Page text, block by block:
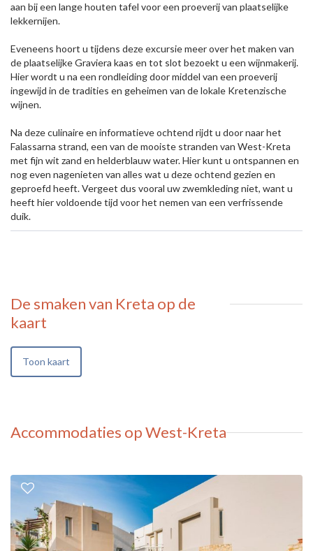
aan bij een lange houten tafel voor een proeverij van plaatselijke
lekkernijen.
Eveneens hoort u tijdens deze excursie meer over het maken van
de plaatselijke Graviera kaas en tot slot bezoekt u een wijnmakerij.
Hier wordt u na een rondleiding door middel van een proeverij
ingewijd in de tradities en geheimen van de lokale Kretenzische
wijnen.
Na deze culinaire en informatieve ochtend rijdt u door naar het
Falassarna strand, een van de mooiste stranden van West-Kreta
met fijn wit zand en helderblauw water. Hier kunt u ontspannen en
nog even nagenieten van alles wat u deze ochtend gezien en
geproefd heeft. Vergeet dus vooral uw zwemkleding niet, want u
heeft hier voldoende tijd voor het nemen van een verfrissende
duik.
De smaken van Kreta op de
kaart
Toon kaart
Accommodaties op West-Kreta